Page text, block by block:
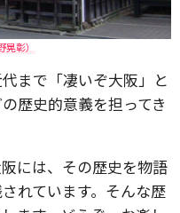
彰）
まで「凄いぞ大阪」と
歴史的意義を担ってき
には、その歴史を物語
れています。そんな歴